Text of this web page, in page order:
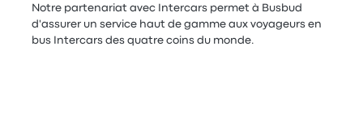
Notre partenariat avec Intercars permet à Busbud
d'assurer un service haut de gamme aux voyageurs en
bus Intercars des quatre coins du monde.